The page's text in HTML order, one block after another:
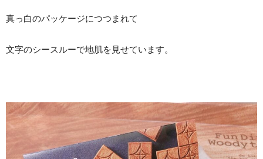
真っ白のパッケージにつつまれて
文字のシースルーで地肌を見せています。